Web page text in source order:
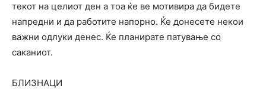
текот на целиот ден а тоа ќе ве мотивира да бидете
напредни и да работите напорно. Ќе донесете некои
важни одлуки денес. Ќе планирате патување со
саканиот.
БЛИЗНАЦИ